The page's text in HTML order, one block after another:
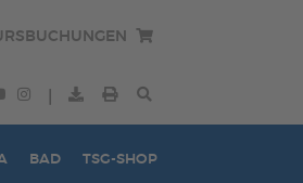
BAD TSG-SHOP